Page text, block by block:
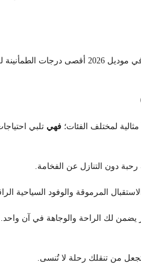
، توفر أنظمة الأمان والقيادة الذاتية المحدثة في موديل
فهي تلبي
دون التنازل عن الفخامة.
والوفود السياحية
لتجعل من تنقلك رحلة لا تُنسى.